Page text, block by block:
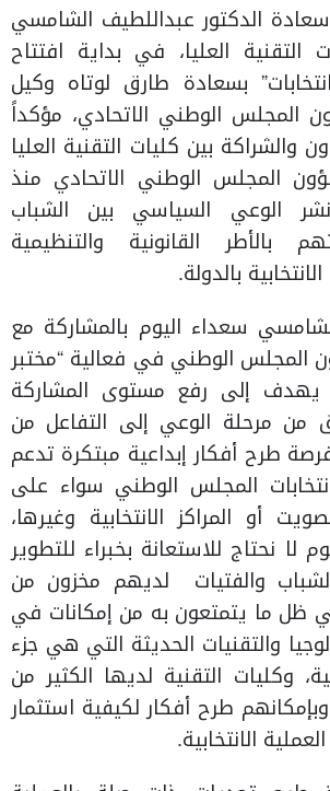
الدكتور عبداللطيف الشامسي
العليا، في بداية افتتاح
بسعادة طارق لوتاه وكيل
المجلس الوطني الاتحادي، مؤكداً
والشراكة بين كليات التقنية العليا
المجلس الوطني الاتحادي منذ
الوعي السياسي بين الشباب
بالأطر القانونية والتنظيمية
بالدولة.
سعداء اليوم بالمشاركة مع
المجلس الوطني في فعالية “مختبر
يهدف إلى رفع مستوى المشاركة
من مرحلة الوعي إلى التفاعل من
طرح أفكار إبداعية مبتكرة تدعم
المجلس الوطني سواء على
أو المراكز الانتخابية وغيرها،
لا نحتاج للاستعانة بخبراء للتطوير
الشباب والفتيات لديهم مخزون من
ظل ما يتمتعون به من إمكانات في
والتقنيات الحديثة التي هي جزء
وكليات التقنية لديها الكثير من
طرح أفكار لكيفية استثمار
الانتخابية.